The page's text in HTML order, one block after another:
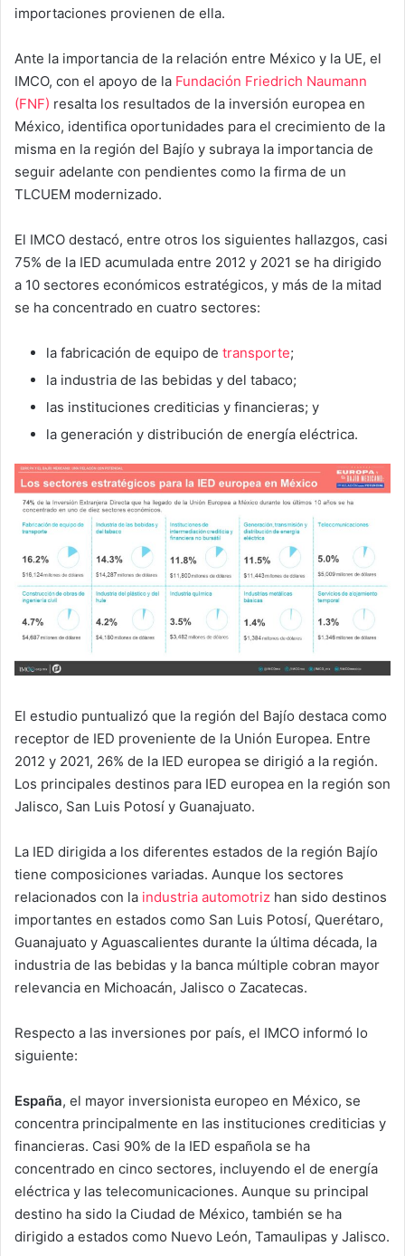
importaciones provienen de ella.
Ante la importancia de la relación entre México y la UE, el
IMCO, con el apoyo de la Fundación Friedrich Naumann
(FNF) resalta los resultados de la inversión europea en
México, identifica oportunidades para el crecimiento de la
misma en la región del Bajío y subraya la importancia de
seguir adelante con pendientes como la firma de un
TLCUEM modernizado.
El IMCO destacó, entre otros los siguientes hallazgos, casi
75% de la IED acumulada entre 2012 y 2021 se ha dirigido
a 10 sectores económicos estratégicos, y más de la mitad
se ha concentrado en cuatro sectores:
la fabricación de equipo de transporte;
la industria de las bebidas y del tabaco;
las instituciones crediticias y financieras; y
la generación y distribución de energía eléctrica.
El estudio puntualizó que la región del Bajío destaca como
receptor de IED proveniente de la Unión Europea. Entre
2012 y 2021, 26% de la IED europea se dirigió a la región.
Los principales destinos para IED europea en la región son
Jalisco, San Luis Potosí y Guanajuato.
La IED dirigida a los diferentes estados de la región Bajío
tiene composiciones variadas. Aunque los sectores
relacionados con la industria automotriz han sido destinos
importantes en estados como San Luis Potosí, Querétaro,
Guanajuato y Aguascalientes durante la última década, la
industria de las bebidas y la banca múltiple cobran mayor
relevancia en Michoacán, Jalisco o Zacatecas.
Respecto a las inversiones por país, el IMCO informó lo
siguiente:
España, el mayor inversionista europeo en México, se
concentra principalmente en las instituciones crediticias y
financieras. Casi 90% de la IED española se ha
concentrado en cinco sectores, incluyendo el de energía
eléctrica y las telecomunicaciones. Aunque su principal
destino ha sido la Ciudad de México, también se ha
dirigido a estados como Nuevo León, Tamaulipas y Jalisco.